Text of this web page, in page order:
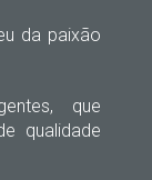
da paixão
que
qualidade